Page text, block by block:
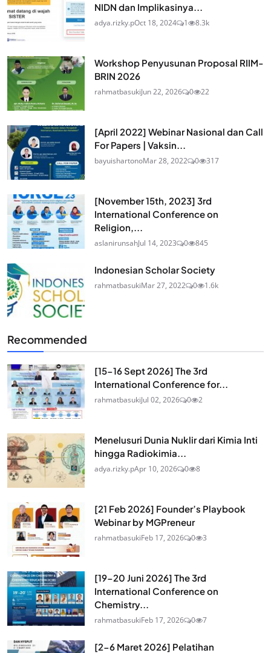
NIDN dan Implikasinya...
adya.rizky.pOct 18, 2024 1 8.3k
Workshop Penyusunan Proposal RIIM-
BRIN 2026
rahmatbasukiJun 22, 2026 0 22
[April 2022] Webinar Nasional dan Call
For Papers | Vaksin...
bayuishartonoMar 28, 2022 0 317
[November 15th, 2023] 3rd
International Conference on
Religion,...
aslanirunsahJul 14, 2023 0 845
Indonesian Scholar Society
rahmatbasukiMar 27, 2022 0 1.6k
Recommended
[15-16 Sept 2026] The 3rd
International Conference for...
rahmatbasukiJul 02, 2026 0 2
Menelusuri Dunia Nuklir dari Kimia Inti
hingga Radiokimia...
adya.rizky.pApr 10, 2026 0 8
[21 Feb 2026] Founder’s Playbook
Webinar by MGPreneur
rahmatbasukiFeb 17, 2026 0 3
[19-20 Juni 2026] The 3rd
International Conference on
Chemistry...
rahmatbasukiFeb 17, 2026 0 7
[2-6 Maret 2026] Pelatihan